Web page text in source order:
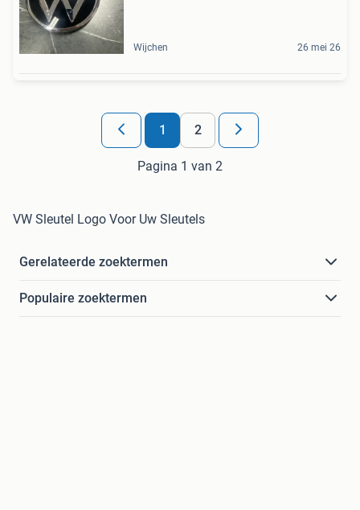
Wijchen 26 mei 26
1 2
Pagina 1 van 2
VW Sleutel Logo Voor Uw Sleutels
Gerelateerde zoektermen
Populaire zoektermen